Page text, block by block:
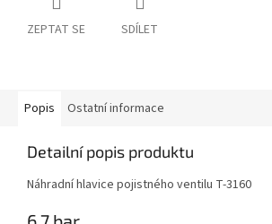
ZEPTAT SE SDÍLET
Popis Ostatní informace
Detailní popis produktu
Náhradní hlavice pojistného ventilu T-3160